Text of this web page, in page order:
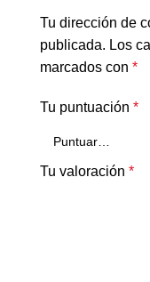
Tu dirección de
publicada. Los
marcados con *
Tu puntuación *
Tu valoración *